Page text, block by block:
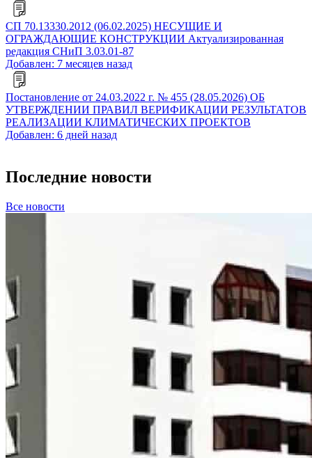
СП 70.13330.2012 (06.02.2025) НЕСУЩИЕ И
ОГРАЖДАЮЩИЕ КОНСТРУКЦИИ Актуализированная
редакция СНиП 3.03.01-87
Добавлен: 7 месяцев назад
Постановление от 24.03.2022 г. № 455 (28.05.2026) ОБ
УТВЕРЖДЕНИИ ПРАВИЛ ВЕРИФИКАЦИИ РЕЗУЛЬТАТОВ
РЕАЛИЗАЦИИ КЛИМАТИЧЕСКИХ ПРОЕКТОВ
Добавлен: 6 дней назад
Последние новости
Все новости